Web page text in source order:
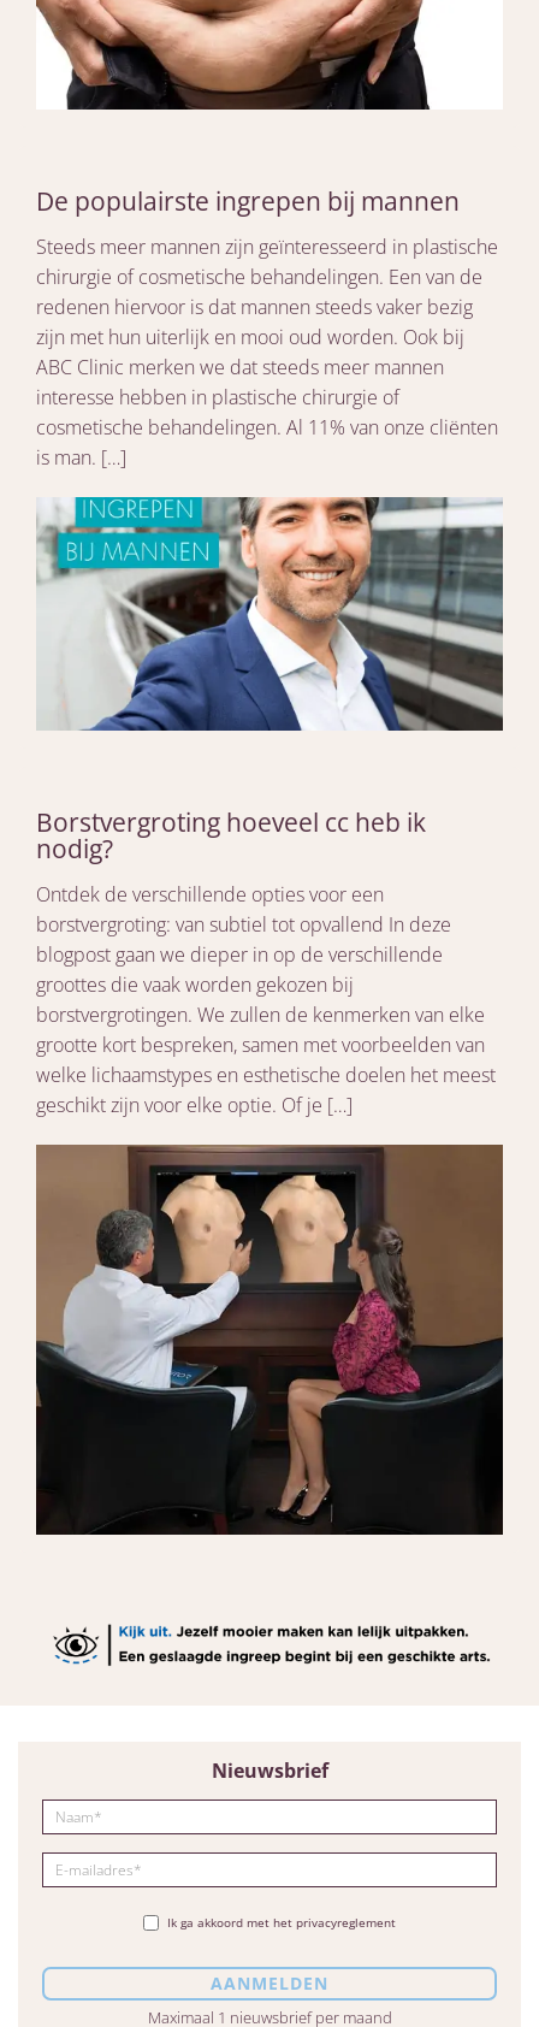
De populairste ingrepen bij mannen
Steeds meer mannen zijn geïnteresseerd in plastische
chirurgie of cosmetische behandelingen. Een van de
redenen hiervoor is dat mannen steeds vaker bezig
zijn met hun uiterlijk en mooi oud worden. Ook bij
ABC Clinic merken we dat steeds meer mannen
interesse hebben in plastische chirurgie of
cosmetische behandelingen. Al 11% van onze cliënten
is man. […]
Borstvergroting hoeveel cc heb ik
nodig?
Ontdek de verschillende opties voor een
borstvergroting: van subtiel tot opvallend In deze
blogpost gaan we dieper in op de verschillende
groottes die vaak worden gekozen bij
borstvergrotingen. We zullen de kenmerken van elke
grootte kort bespreken, samen met voorbeelden van
welke lichaamstypes en esthetische doelen het meest
geschikt zijn voor elke optie. Of je […]
Nieuwsbrief
Ik ga akkoord met het privacyreglement
Maximaal 1 nieuwsbrief per maand